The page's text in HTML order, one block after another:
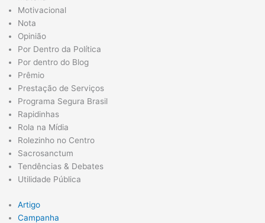
Motivacional
Nota
Opinião
Por Dentro da Política
Por dentro do Blog
Prêmio
Prestação de Serviços
Programa Segura Brasil
Rapidinhas
Rola na Mídia
Rolezinho no Centro
Sacrosanctum
Tendências & Debates
Utilidade Pública
Artigo
Campanha